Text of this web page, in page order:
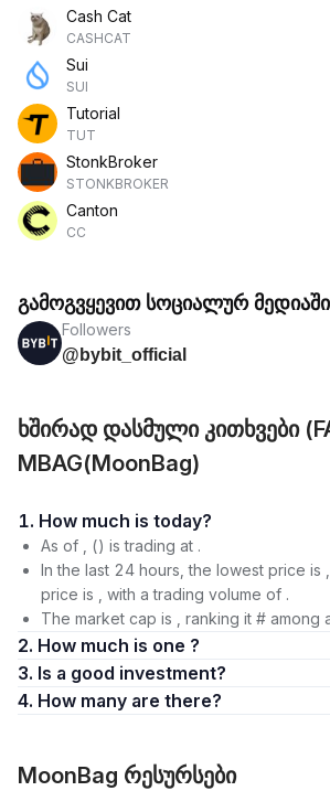
Cash Cat
CASHCAT
Sui
SUI
Tutorial
TUT
StonkBroker
STONKBROKER
Canton
CC
გამოგვყევით სოციალურ მედიაში
Followers
@bybit_official
ხშირად დასმული კითხვები
MBAG(MoonBag)
1. How much is today?
As of , () is trading at .
In the last 24 hours, the lowest price is
price is , with a trading volume of .
The market cap is , ranking it # among
2. How much is one ?
3. Is a good investment?
4. How many are there?
MoonBag რესურსები